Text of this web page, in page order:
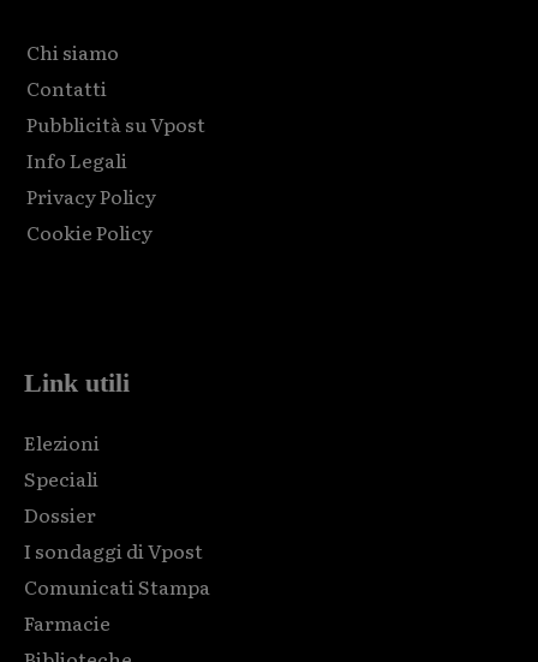
Chi siamo
Contatti
Pubblicità su Vpost
Info Legali
Privacy Policy
Cookie Policy
Link utili
Elezioni
Speciali
Dossier
I sondaggi di Vpost
Comunicati Stampa
Farmacie